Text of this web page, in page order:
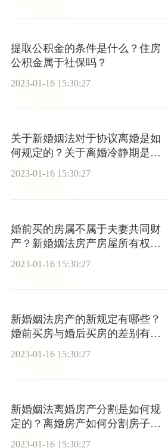
提取公积金的条件是什么？住房
公积金属于社保吗？
2023-01-16 15:30:27
关于新婚姻法对于协议离婚是如
何规定的？关于离婚冷静期是如
何规定的？
2023-01-16 15:30:27
婚前买的房属不属于夫妻共同财
产？新婚姻法房产房屋所有权的
2023-01-16 15:30:27
新婚姻法房产的新规定有哪些？
婚前买房与婚后买房的差别有哪
2023-01-16 15:30:27
新婚姻法离婚房产分割是如何规
定的？离婚房产如何分割房子归
谁？
2023-01-16 15:30:27